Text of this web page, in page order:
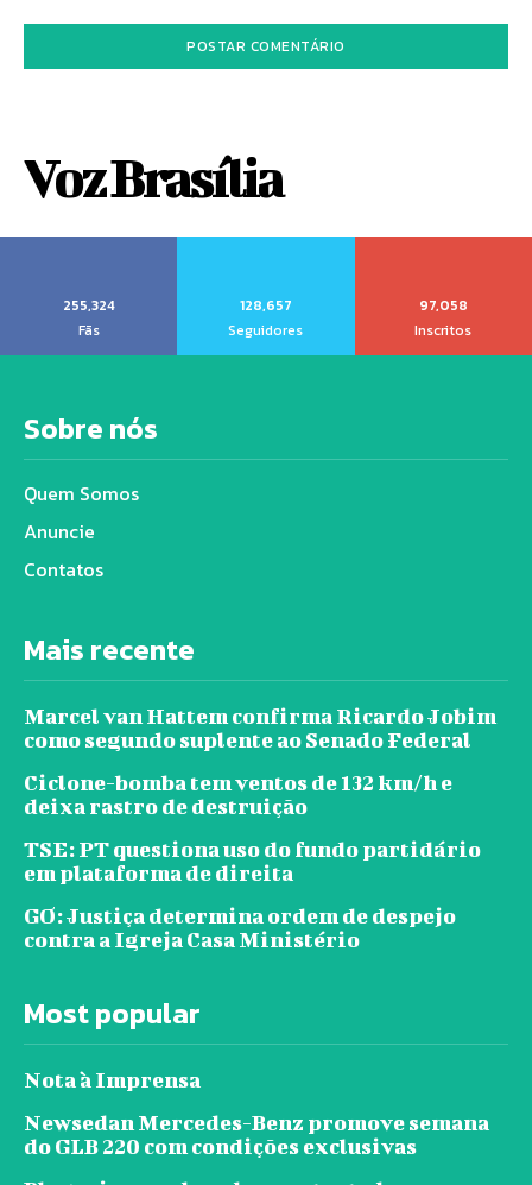
Voz Brasília
255,324
Fãs
128,657
Seguidores
97,058
Inscritos
Sobre nós
Quem Somos
Anuncie
Contatos
Mais recente
Marcel van Hattem confirma Ricardo Jobim
como segundo suplente ao Senado Federal
Ciclone-bomba tem ventos de 132 km/h e
deixa rastro de destruição
TSE: PT questiona uso do fundo partidário
em plataforma de direita
GO: Justiça determina ordem de despejo
contra a Igreja Casa Ministério
Most popular
Nota à Imprensa
Newsedan Mercedes-Benz promove semana
do GLB 220 com condições exclusivas